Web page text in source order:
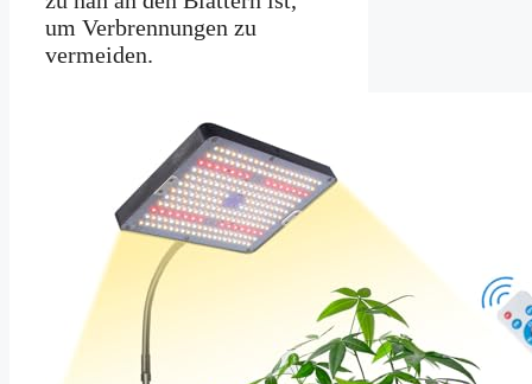
um Verbrennungen zu
vermeiden.